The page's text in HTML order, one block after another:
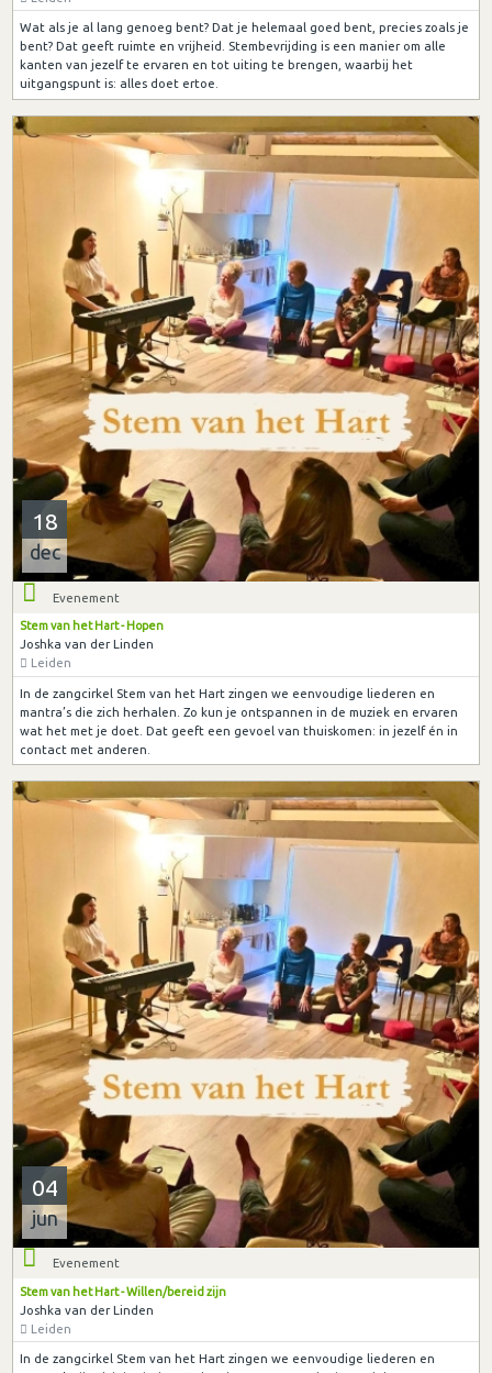
Wat als je al lang genoeg bent? Dat je helemaal goed bent, precies zoals je
bent? Dat geeft ruimte en vrijheid. Stembevrijding is een manier om alle
kanten van jezelf te ervaren en tot uiting te brengen, waarbij het
uitgangspunt is: alles doet ertoe.
18
dec
Evenement
Stem van het Hart - Hopen
Joshka van der Linden
Leiden
In de zangcirkel Stem van het Hart zingen we eenvoudige liederen en
mantra’s die zich herhalen. Zo kun je ontspannen in de muziek en ervaren
wat het met je doet. Dat geeft een gevoel van thuiskomen: in jezelf én in
contact met anderen.
04
jun
Evenement
Stem van het Hart - Willen/bereid zijn
Joshka van der Linden
Leiden
In de zangcirkel Stem van het Hart zingen we eenvoudige liederen en